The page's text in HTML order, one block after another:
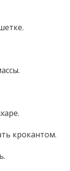
крокантом.